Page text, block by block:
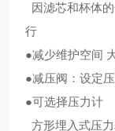
因滤芯和杯体
行
●减少维护空间
●减压阀：设定
●可选择压力计
方形埋入式压